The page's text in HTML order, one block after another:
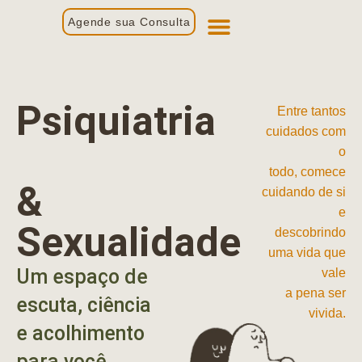
Agende sua Consulta
Psiquiatria
&
Sexualidade
Um espaço de
escuta, ciência
e acolhimento
Entre tantos
cuidados com
o
todo, comece
cuidando de si
e
descobrindo
uma vida que
vale
a pena ser
vivida.